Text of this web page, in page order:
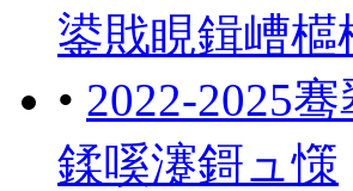
鍙戝睍鍓嶆
• 2022-2025
鍒嗘瀽鎶ュ憡